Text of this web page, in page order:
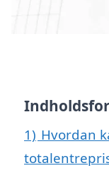
1) Hvordan